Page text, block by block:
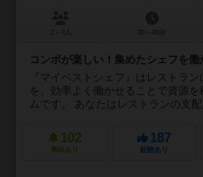
コンボが楽しい！集めたシェフを働
『マイベストシェフ』はレストラ
を、効率よく働かせることで資源
ムです。 あなたはレストランの支
102
興味あり
187
経験あり